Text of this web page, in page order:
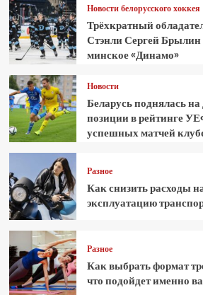
Новости белорусского хоккея
Трёхкратный
Стэнли Сергей Брылин
минское «Динамо»
Новости
Беларусь поднялась на
позиции в рейтинге
успешных матчей
Разное
Как снизить расходы
эксплуатацию
Разное
Как выбрать формат
что подойдет именно